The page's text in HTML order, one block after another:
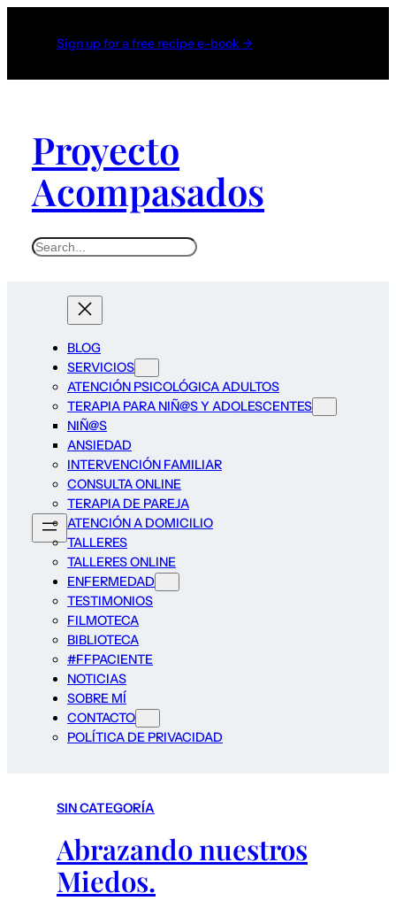
Sign up for a free recipe e-book →
Proyecto
Acompasados
S
BLOG
SERVICIOS
ATENCIÓN PSICOLÓGICA ADULTOS
TERAPIA PARA NIÑ@S Y ADOLESCENTES
NIÑ@S
ANSIEDAD
INTERVENCIÓN FAMILIAR
CONSULTA ONLINE
TERAPIA DE PAREJA
ATENCIÓN A DOMICILIO
TALLERES
TALLERES ONLINE
ENFERMEDAD
TESTIMONIOS
FILMOTECA
BIBLIOTECA
#FFPACIENTE
NOTICIAS
SOBRE MÍ
CONTACTO
POLÍTICA DE PRIVACIDAD
SIN CATEGORÍA
Abrazando nuestros
Miedos.